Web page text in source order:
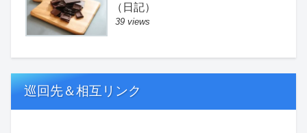
（日記）
39 views
巡回先＆相互リンク